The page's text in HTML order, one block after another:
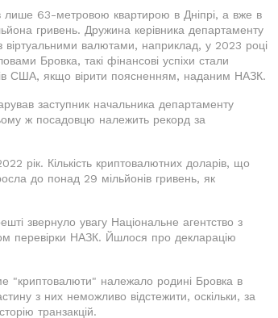
лише 63-метровою квартирою в Дніпрі, а вже в
гривень. Дружина керівника департаменту
валютами, наприклад, у 2023 році
Бровка, такі фінансові успіхи стали
США, якщо вірити поясненням, наданим НАЗК.
заступник начальника департаменту
ж посадовцю належить рекорд за
рік. Кількість криптовалютних доларів, що
до понад 29 мільйонів гривень, як
звернуло увагу Національне агентство з
перевірки НАЗК. Йшлося про декларацію
"криптовалюти" належало родині Бровка в
з них неможливо відстежити, оскільки, за
транзакцій.